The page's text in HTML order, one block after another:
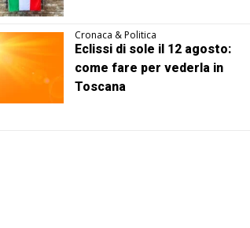
Cronaca & Politica
Eclissi di sole il 12 agosto:
come fare per vederla in
Toscana